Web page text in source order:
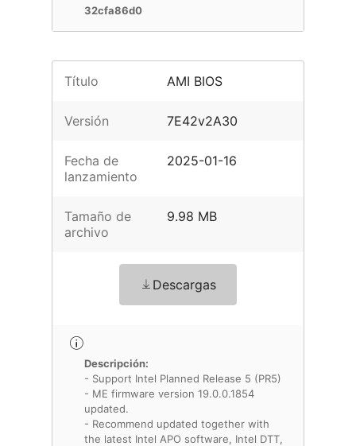
32cfa86d0
Título AMI BIOS
Versión 7E42v2A30
Fecha de
lanzamiento
2025-01-16
Tamaño de
archivo
9.98 MB
Descargas
Descripción:
- Support Intel Planned Release 5 (PR5)
- ME firmware version 19.0.0.1854
updated.
- Recommend updated together with
the latest Intel APO software, Intel DTT,